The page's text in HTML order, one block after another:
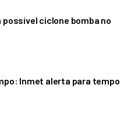
ciclone bomba no
Inmet alerta para tempo